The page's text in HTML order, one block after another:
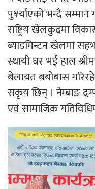
पु¥र्याएको भन्दै सम्मान
राष्ट्रिय खेलकुदमा
ब्याडमिन्टन खेलमा
स्थायी घर भई हाल
बेलायत बबोबास
सकृय छिन् । नेम्बाङ
एवं सामाजिक